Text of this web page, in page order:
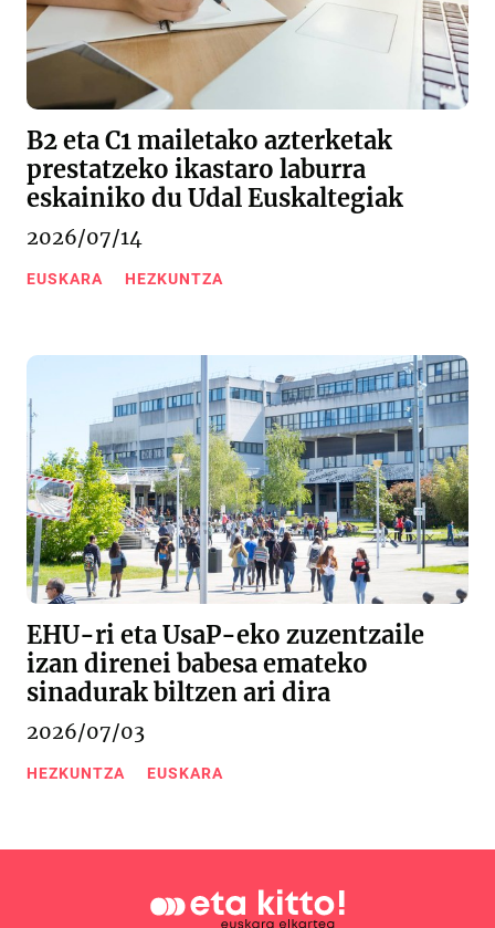
B2 eta C1 mailetako azterketak
prestatzeko ikastaro laburra
eskainiko du Udal Euskaltegiak
2026/07/14
EUSKARA HEZKUNTZA
EHU-ri eta UsaP-eko zuzentzaile
izan direnei babesa emateko
sinadurak biltzen ari dira
2026/07/03
HEZKUNTZA EUSKARA